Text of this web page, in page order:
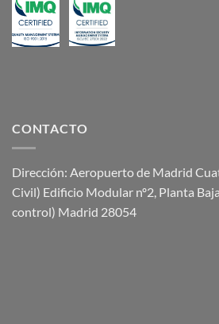
CONTACTO
Dirección: Aeropuerto de Madrid
Civil) Edificio Modular nº2, Planta
control) Madrid 28054